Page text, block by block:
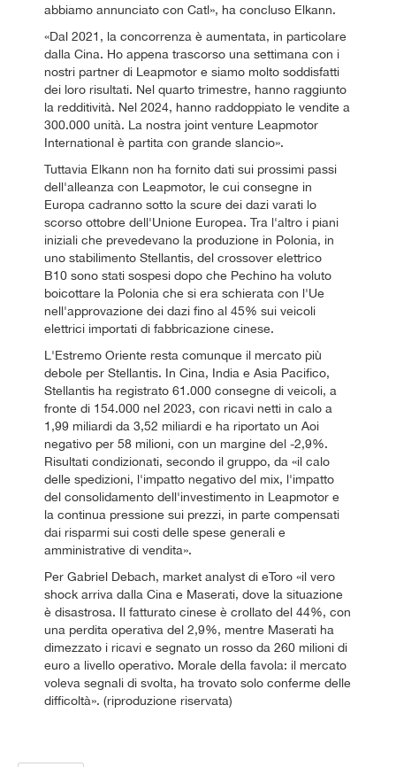
abbiamo annunciato con Catl», ha concluso Elkann.
«Dal 2021, la concorrenza è aumentata, in particolare
dalla Cina. Ho appena trascorso una settimana con i
nostri partner di Leapmotor e siamo molto soddisfatti
dei loro risultati. Nel quarto trimestre, hanno raggiunto
la redditività. Nel 2024, hanno raddoppiato le vendite a
300.000 unità. La nostra joint venture Leapmotor
International è partita con grande slancio».
Tuttavia Elkann non ha fornito dati sui prossimi passi
dell'alleanza con Leapmotor, le cui consegne in
Europa cadranno sotto la scure dei dazi varati lo
scorso ottobre dell'Unione Europea. Tra l'altro i piani
iniziali che prevedevano la produzione in Polonia, in
uno stabilimento Stellantis, del crossover elettrico
B10 sono stati sospesi dopo che Pechino ha voluto
boicottare la Polonia che si era schierata con l'Ue
nell'approvazione dei dazi fino al 45% sui veicoli
elettrici importati di fabbricazione cinese.
L'Estremo Oriente resta comunque il mercato più
debole per Stellantis. In Cina, India e Asia Pacifico,
Stellantis ha registrato 61.000 consegne di veicoli, a
fronte di 154.000 nel 2023, con ricavi netti in calo a
1,99 miliardi da 3,52 miliardi e ha riportato un Aoi
negativo per 58 milioni, con un margine del -2,9%.
Risultati condizionati, secondo il gruppo, da «il calo
delle spedizioni, l'impatto negativo del mix, l'impatto
del consolidamento dell'investimento in Leapmotor e
la continua pressione sui prezzi, in parte compensati
dai risparmi sui costi delle spese generali e
amministrative di vendita».
Per Gabriel Debach, market analyst di eToro «il vero
shock arriva dalla Cina e Maserati, dove la situazione
è disastrosa. Il fatturato cinese è crollato del 44%, con
una perdita operativa del 2,9%, mentre Maserati ha
dimezzato i ricavi e segnato un rosso da 260 milioni di
euro a livello operativo. Morale della favola: il mercato
voleva segnali di svolta, ha trovato solo conferme delle
difficoltà». (riproduzione riservata)